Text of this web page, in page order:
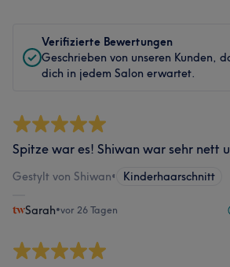
Verifizierte Bewertungen
Geschrieben von unseren Kunden,
dich in jedem Salon erwartet.
Spitze war es! Shiwan war sehr nett
Gestylt von Shiwan• Kinderhaarschnitt
Sarah•vor 26 Tagen